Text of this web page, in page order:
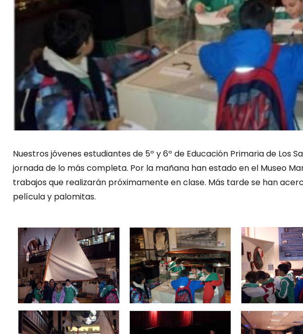
Nuestros jóvenes estudiantes de 5º y 6º de Educación Primaria de Los
jornada de lo más completa. Por la mañana han estado en el Museo
trabajos que realizarán próximamente en clase. Más tarde se han
película y palomitas.